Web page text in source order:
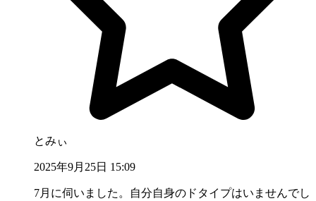
とみぃ
2025年9月25日 15:09
7月に伺いました。自分自身のドタイプはいませんでし